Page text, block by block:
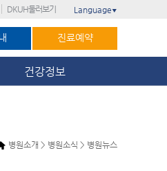
DKUH둘러보기 Language ▼
진료예약
건강정보
병원소개 > 병원소식 > 병원뉴스